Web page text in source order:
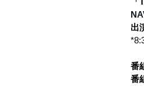
出
*
番
番